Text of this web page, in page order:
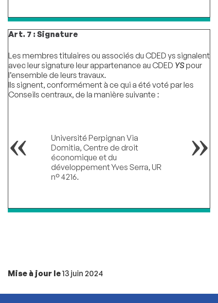
Art. 7 : Signature
Les membres titulaires ou associés du CDED ys signalent
avec leur signature leur appartenance au CDED YSpour
l’ensemble de leurs travaux.
Ils signent, conformément à ce qui a été voté par les
Conseils centraux, de la manière suivante :
Université Perpignan Via
Domitia, Centre de droit
économique et du
développement Yves Serra, UR
n° 4216.
Mise à jour le13 juin 2024